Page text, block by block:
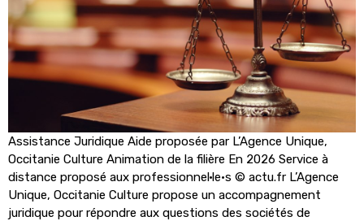
Assistance Juridique Aide proposée par L’Agence Unique,
Occitanie Culture Animation de la filière En 2026 Service à
distance proposé aux professionnel·le·s © actu.fr L’Agence
Unique, Occitanie Culture propose un accompagnement
juridique pour répondre aux questions des sociétés de